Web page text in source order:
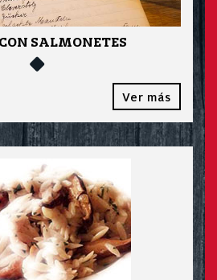
SALMONETES
Ver más